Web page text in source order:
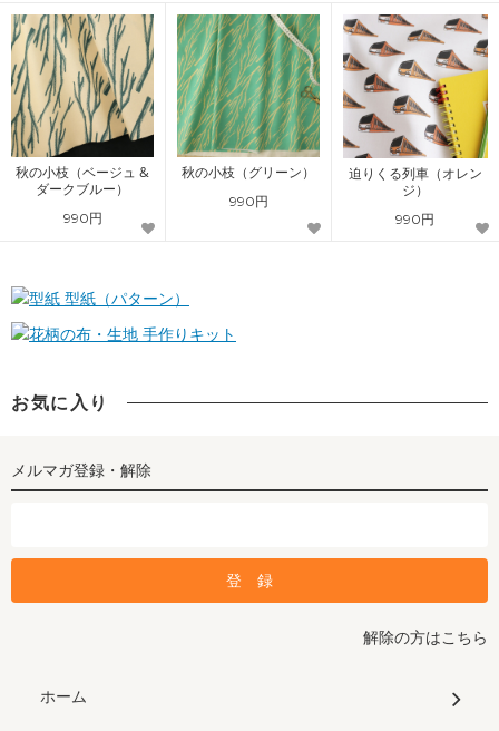
秋の小枝（ベージュ &
ダークブルー）
990円
秋の小枝（グリーン）
990円
迫りくる列車（オレン
ジ）
990円
型紙（パターン）
手作りキット
お気に入り
メルマガ登録・解除
解除の方はこちら
ホーム